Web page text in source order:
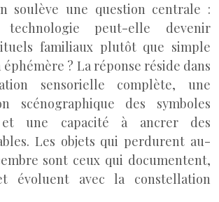
soulève une question centrale :
peut-elle devenir
familiaux plutôt que simple
? La réponse réside dans
sensorielle complète, une
scénographique des symboles
et une capacité à ancrer des
Les objets qui perdurent au-
sont ceux qui documentent,
évoluent avec la constellation